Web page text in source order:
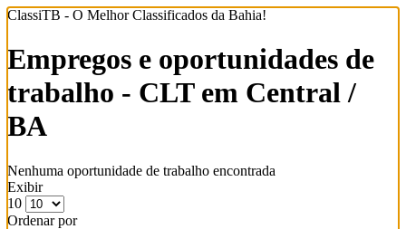
ClassiTB - O Melhor Classificados da Bahia!
Empregos e oportunidades de
trabalho - CLT em Central /
BA
Nenhuma oportunidade de trabalho encontrada
Exibir
10
Ordenar por